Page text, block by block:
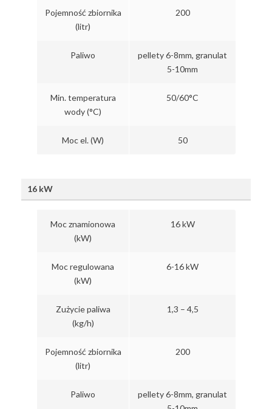
Pojemność zbiornika
(litr)
200
Paliwo
pellety 6-8mm, granulat
5-10mm
Min. temperatura
wody (°C)
50/60°C
Moc el. (W) 50
16 kW
Moc znamionowa
(kW)
16 kW
Moc regulowana
(kW)
6-16 kW
Zużycie paliwa
(kg/h)
1,3 – 4,5
Pojemność zbiornika
(litr)
200
Paliwo
pellety 6-8mm, granulat